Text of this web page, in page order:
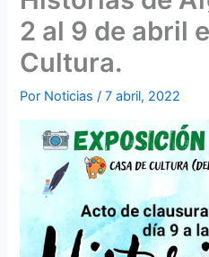
2 al 9 de abril
Cultura.
Por Noticias/7 abril, 2022